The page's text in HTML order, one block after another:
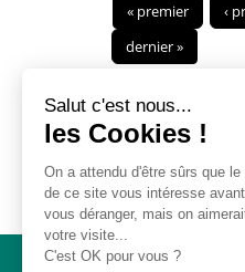
« premier ‹
dernier »
NAVIGATION
Salut c'est nous...
les Cookies !
On a attendu d'être sûrs que le
de ce site vous intéresse
vous déranger, mais on
votre visite...
C'est OK pour vous ?